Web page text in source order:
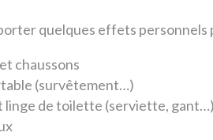
quelques effets
chaussons
(survêtement…)
linge de toilette (serviette,